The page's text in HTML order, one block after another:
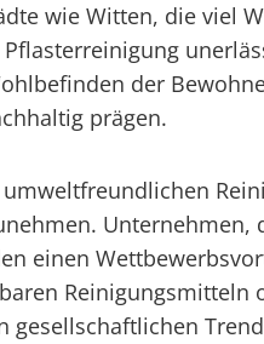
wie Witten, die viel
der
prägen.
Unternehmen,
einen